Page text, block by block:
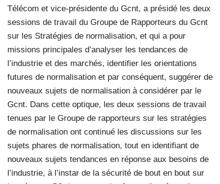
Télécom et vice-présidente du Gcnt, a présidé les deux
sessions de travail du Groupe de Rapporteurs du Gcnt
sur les Stratégies de normalisation, et qui a pour
missions principales d’analyser les tendances de
l’industrie et des marchés, identifier les orientations
futures de normalisation et par conséquent, suggérer de
nouveaux sujets de normalisation à considérer par le
Gcnt. Dans cette optique, les deux sessions de travail
tenues par le Groupe de rapporteurs sur les stratégies
de normalisation ont continué les discussions sur les
sujets phares de normalisation, tout en identifiant de
nouveaux sujets tendances en réponse aux besoins de
l’industrie, à l’instar de la sécurité de bout en bout sur